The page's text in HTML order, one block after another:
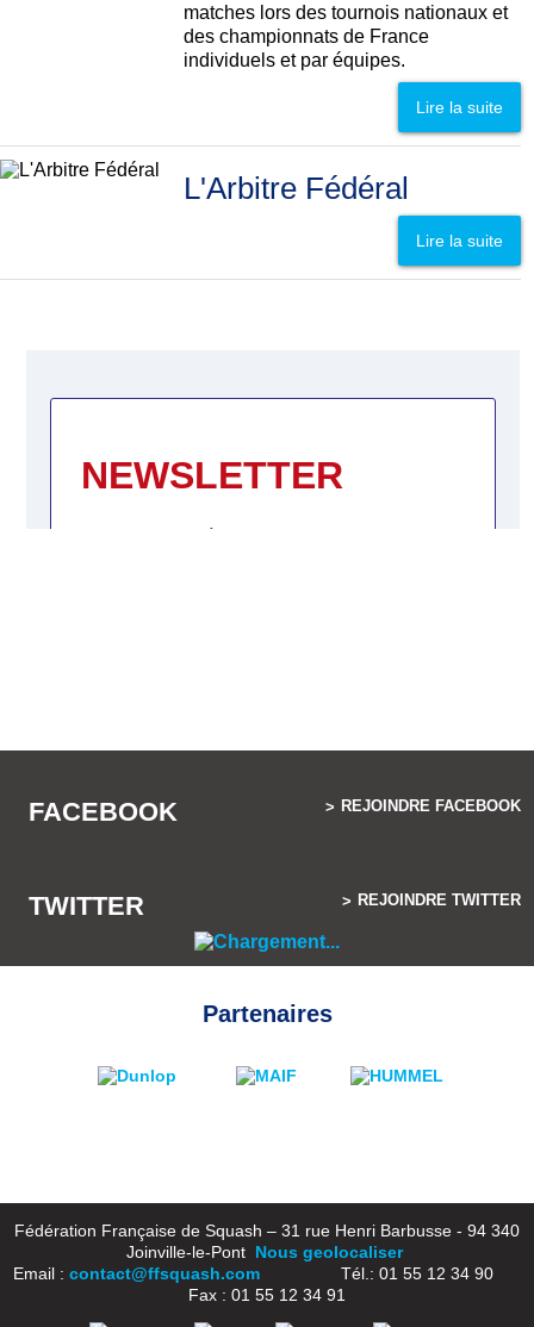
matches lors des tournois nationaux et
des championnats de France
individuels et par équipes.
Lire la suite
L'Arbitre Fédéral
Lire la suite
FACEBOOK REJOINDRE FACEBOOK
TWITTER REJOINDRE TWITTER
Partenaires
Fédération Française de Squash – 31 rue Henri Barbusse - 94 340
Joinville-le-Pont Nous geolocaliser
Email : contact@ffsquash.comTél.: 01 55 12 34 90
Fax : 01 55 12 34 91